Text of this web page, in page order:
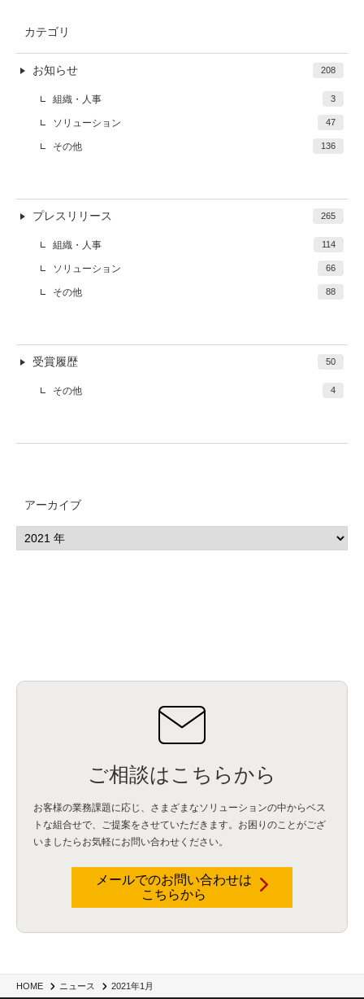
HOME ニュース 2021年1月
カテゴリ
お知らせ 208
組織・人事 3
ソリューション 47
その他 136
プレスリリース 265
組織・人事 114
ソリューション 66
その他 88
受賞履歴 50
その他 4
アーカイブ
ご相談はこちらから
お客様の業務課題に応じ、さまざまなソリューションの中からベス
トな組合せで、
ご提案をさせていただきます。お困りのことがござ
いましたらお気軽にお問い合わせください。
メールでのお問い合わせは
こちらから